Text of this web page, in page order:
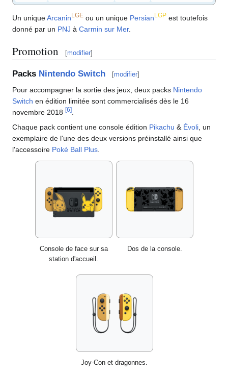
Un uniqueArcanin LGE ou un unique Persian LGP est toutefois
donné par un PNJ à Carmin sur Mer.
Promotion [modifier]
Packs Nintendo Switch [modifier]
Pour accompagner la sortie des jeux, deux packs Nintendo
Switch en édition limitée sont commercialisés dès le 16
novembre 2018 [6]
Chaque pack contient une console édition Pikachu & Évoli , un
exemplaire de l'une des deux versions préinstallé ainsi que
l'accessoire Poké Ball Plus
Console de face sur sa
station d'accueil.
Dos de la console.
Joy-Con et dragonnes.